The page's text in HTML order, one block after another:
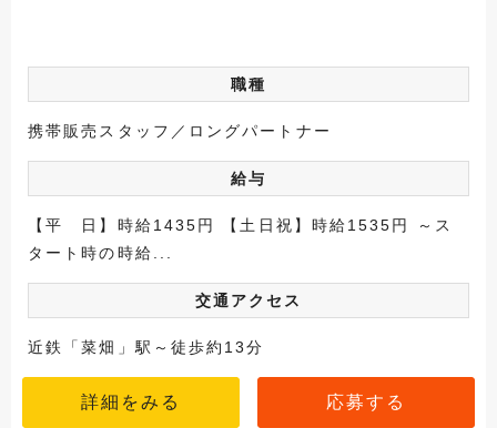
職種
携帯販売スタッフ／ロングパートナー
給与
【平 日】時給1435円 【土日祝】時給1535円 ～ス
タート時の時給...
交通アクセス
近鉄「菜畑」駅～徒歩約13分
詳細をみる 応募する